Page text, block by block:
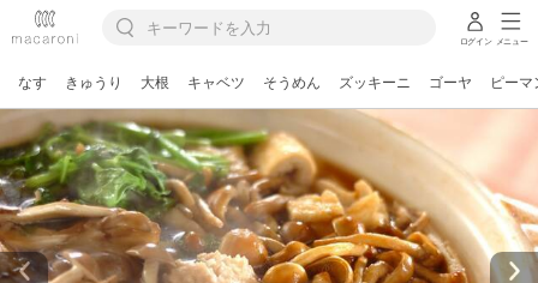
ログイン メニュー
なす きゅうり 大根 キャベツ そうめん ズッキーニ ゴーヤ ピーマ